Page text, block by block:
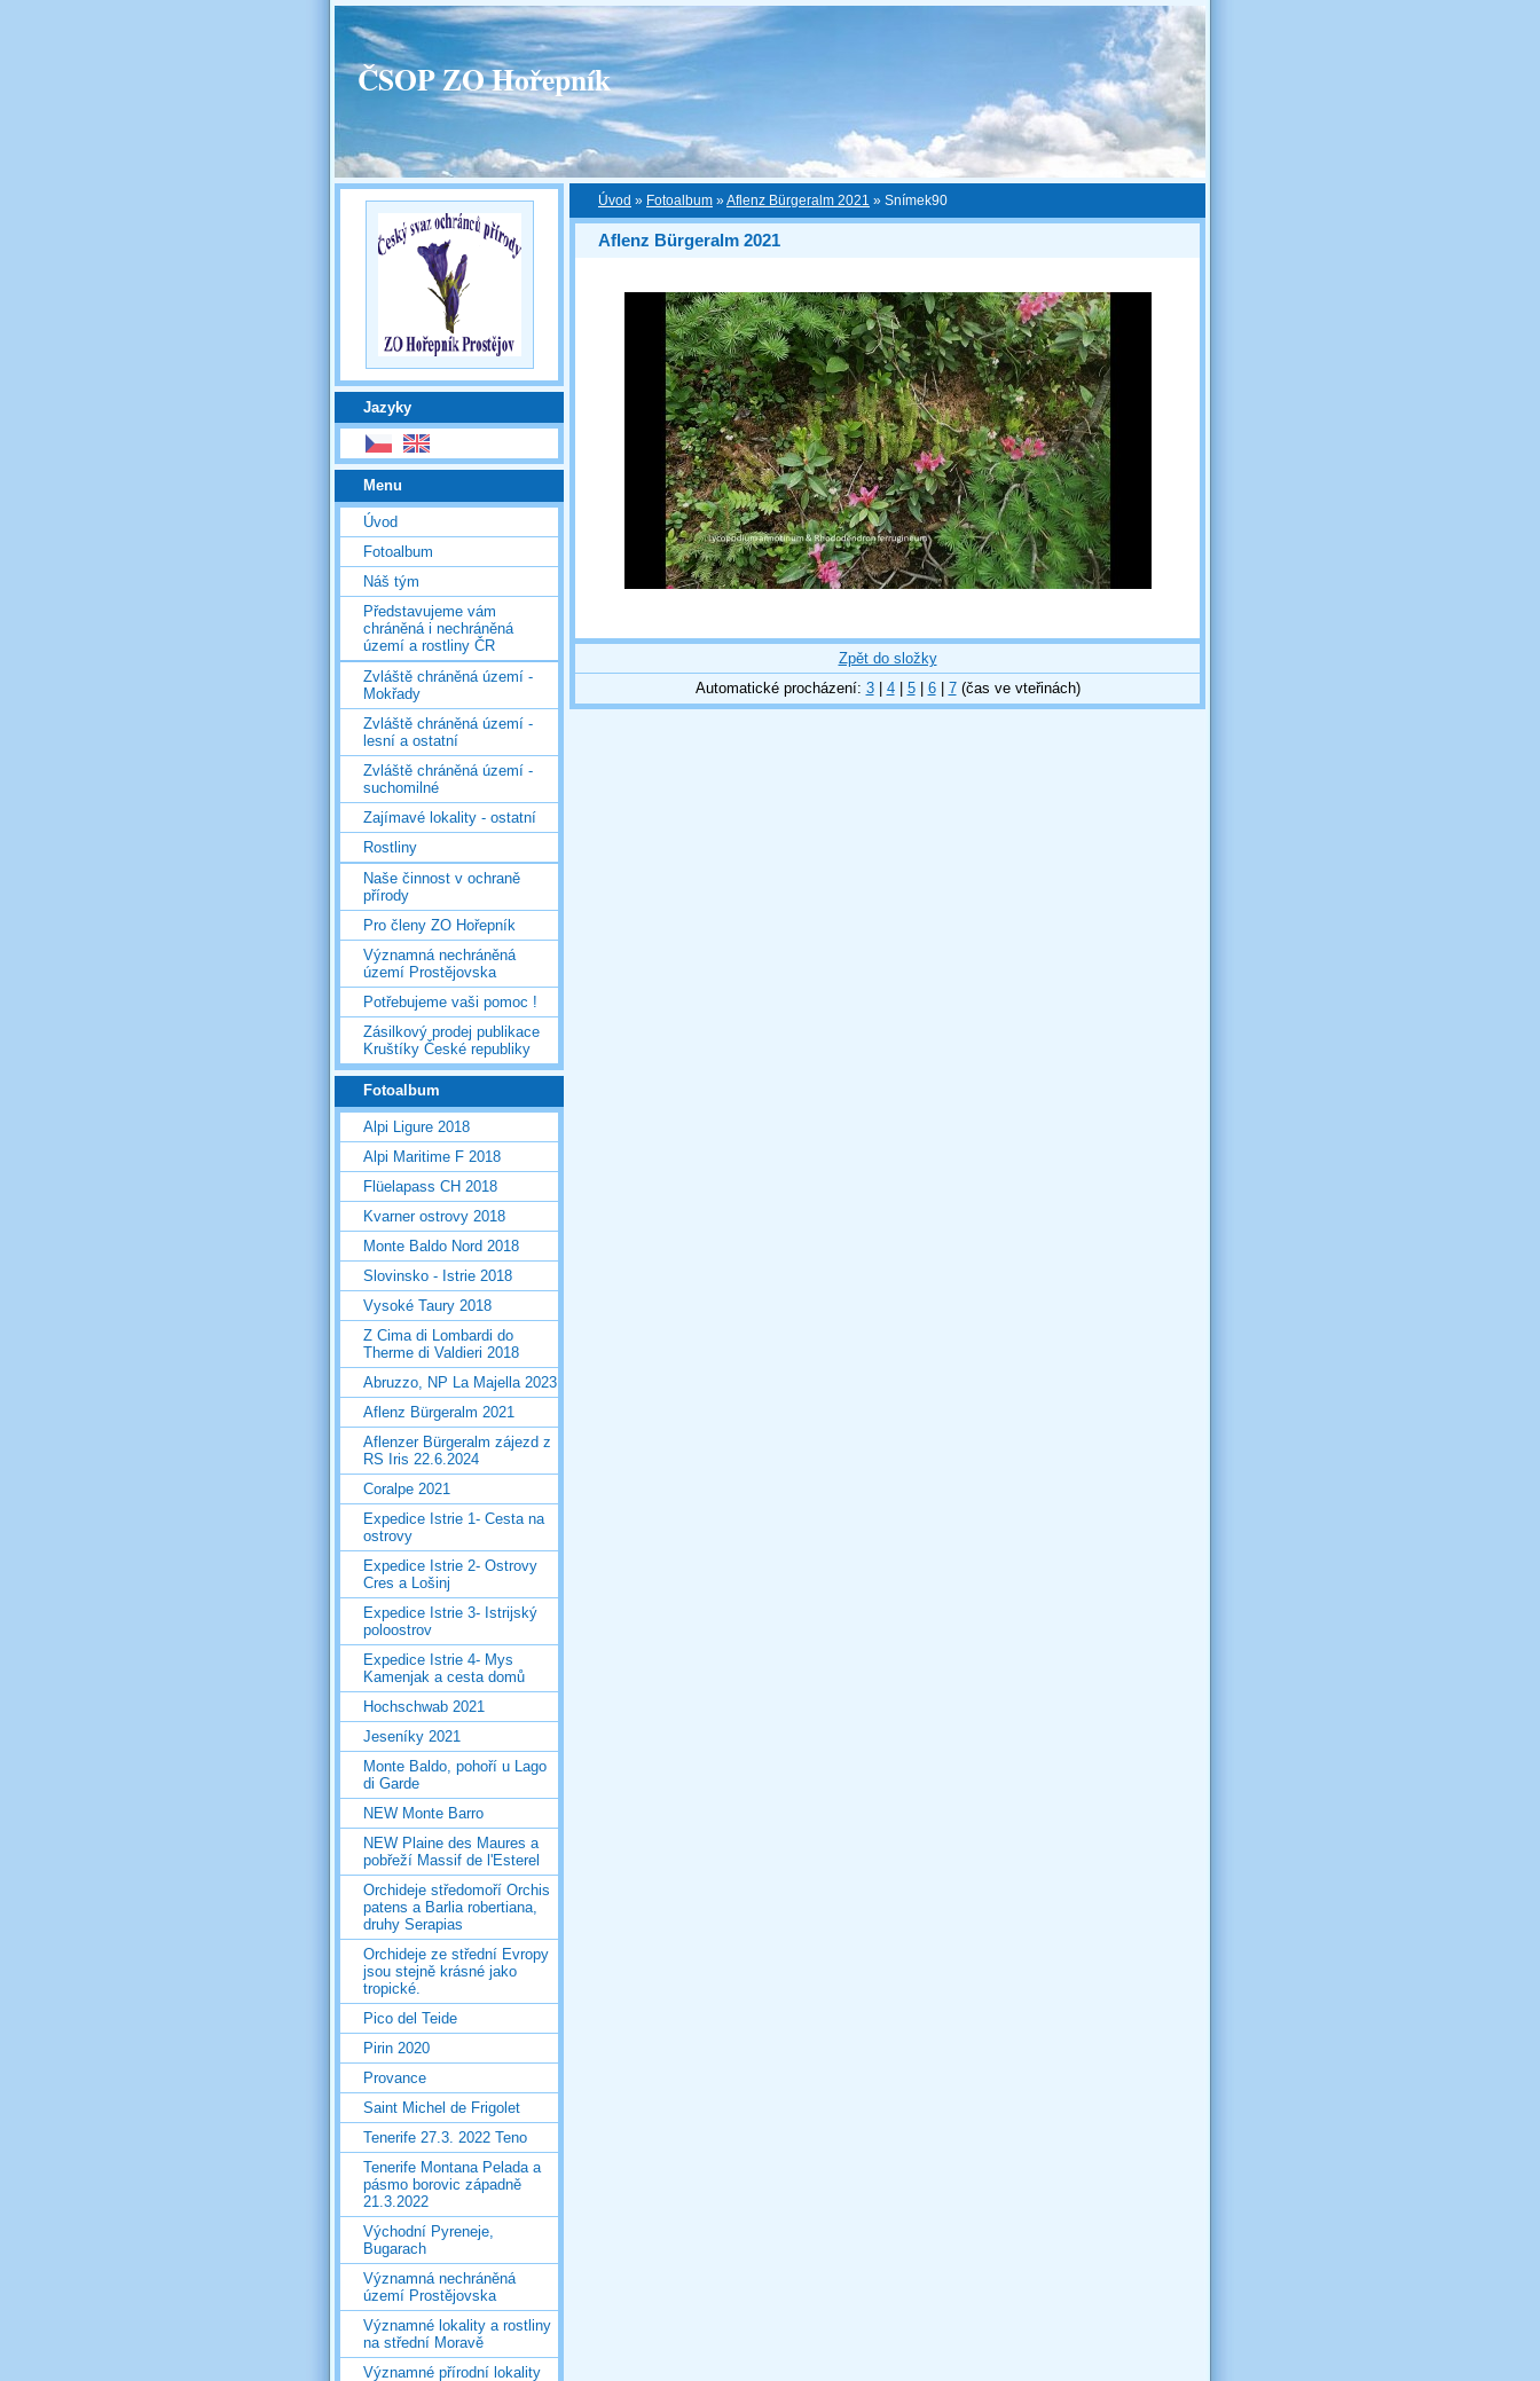
ČSOP ZO Hořepník
Úvod » Fotoalbum »Aflenz Bürgeralm 2021 » Snímek90
Aflenz Bürgeralm 2021
Zpět do složky
Automatické procházení: 3| 4| 5| 6| 7(čas ve vteřinách)
Jazyky
Menu
Úvod
Fotoalbum
Náš tým
Představujeme vám
chráněná i nechráněná
území a rostliny ČR
Zvláště chráněná území -
Mokřady
Zvláště chráněná území -
lesní a ostatní
Zvláště chráněná území -
suchomilné
Zajímavé lokality - ostatní
Rostliny
Naše činnost v ochraně
přírody
Pro členy ZO Hořepník
Významná nechráněná
území Prostějovska
Potřebujeme vaši pomoc !
Zásilkový prodej publikace
Kruštíky České republiky
Fotoalbum
Alpi Ligure 2018
Alpi Maritime F 2018
Flüelapass CH 2018
Kvarner ostrovy 2018
Monte Baldo Nord 2018
Slovinsko - Istrie 2018
Vysoké Taury 2018
Z Cima di Lombardi do
Therme di Valdieri 2018
Abruzzo, NP La Majella 2023
Aflenz Bürgeralm 2021
Aflenzer Bürgeralm zájezd z
RS Iris 22.6.2024
Coralpe 2021
Expedice Istrie 1- Cesta na
ostrovy
Expedice Istrie 2- Ostrovy
Cres a Lošinj
Expedice Istrie 3- Istrijský
poloostrov
Expedice Istrie 4- Mys
Kamenjak a cesta domů
Hochschwab 2021
Jeseníky 2021
Monte Baldo, pohoří u Lago
di Garde
NEW Monte Barro
NEW Plaine des Maures a
pobřeží Massif de l'Esterel
Orchideje středomoří Orchis
patens a Barlia robertiana,
druhy Serapias
Orchideje ze střední Evropy
jsou stejně krásné jako
tropické.
Pico del Teide
Pirin 2020
Provance
Saint Michel de Frigolet
Tenerife 27.3. 2022 Teno
Tenerife Montana Pelada a
pásmo borovic západně
21.3.2022
Východní Pyreneje,
Bugarach
Významná nechráněná
území Prostějovska
Významné lokality a rostliny
na střední Moravě
Významné přírodní lokality